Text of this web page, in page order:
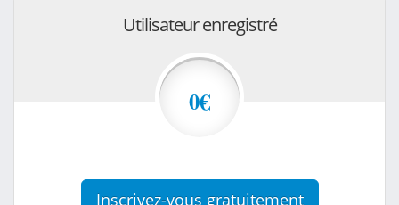
Utilisateur enregistré
0€
Inscrivez-vous gratuitement